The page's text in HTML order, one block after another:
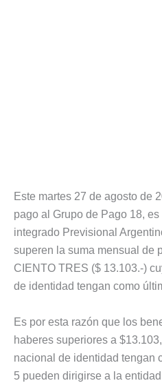
Este martes 27 de agosto de
pago al Grupo de Pago 18,
integrado Previsional
superen la suma mensual de
CIENTO TRES ($ 13.103.-)
de identidad tengan como
Es por esta razón que los
haberes superiores a
nacional de identidad tengan
5 pueden dirigirse a la